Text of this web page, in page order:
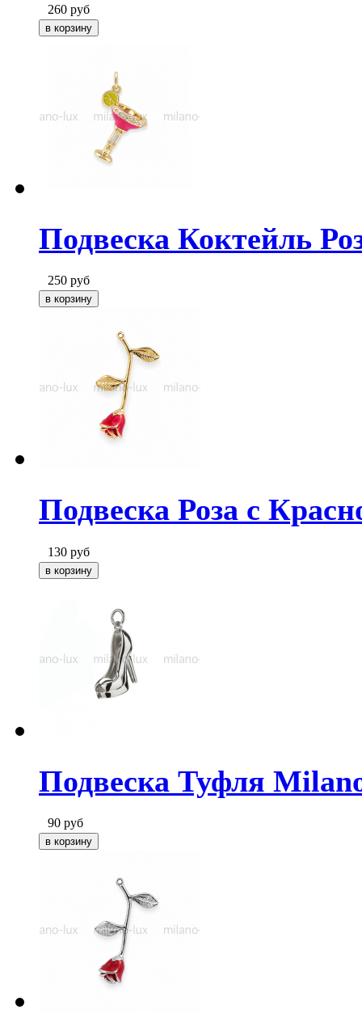
260 руб
Подвеска Коктейль
250 руб
Подвеска Роза с
130 руб
Подвеска Туфля
90 руб